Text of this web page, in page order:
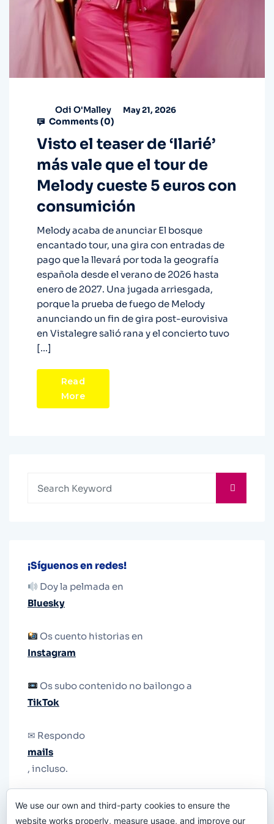
Odi O'Malley May 21, 2026
Comments (0)
Visto el teaser de ‘Ilarié’
más vale que el tour de
Melody cueste 5 euros con
consumición
Melody acaba de anunciar El bosque
encantado tour, una gira con entradas de
pago que la llevará por toda la geografía
española desde el verano de 2026 hasta
enero de 2027. Una jugada arriesgada,
porque la prueba de fuego de Melody
anunciando un fin de gira post-eurovisiva
en Vistalegre salió rana y el concierto tuvo
[…]
Read
More
¡Síguenos en redes!
Doy la pelmada en
Bluesky
Os cuento historias en
Instagram
Os subo contenido no bailongo a
TikTok
✉ Respondo
mails
, incluso.
le quiten el teléfono.
We use our own and third-party cookies to ensure the
website works properly, measure usage, and improve our